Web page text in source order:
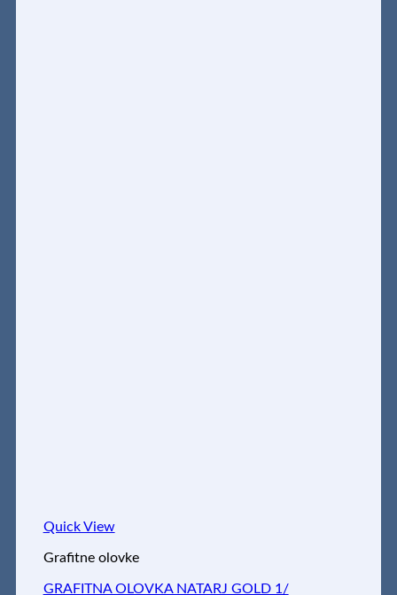
Quick View
Grafitne olovke
GRAFITNA OLOVKA NATARJ GOLD 1/